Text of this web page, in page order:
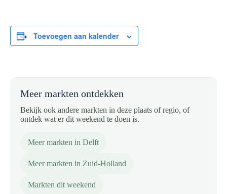
Toevoegen aan kalender
Meer markten ontdekken
Bekijk ook andere markten in deze plaats of regio, of
ontdek wat er dit weekend te doen is.
Meer markten in Delft
Meer markten in Zuid-Holland
Markten dit weekend